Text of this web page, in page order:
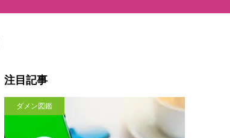
注目記事
ダメン図鑑